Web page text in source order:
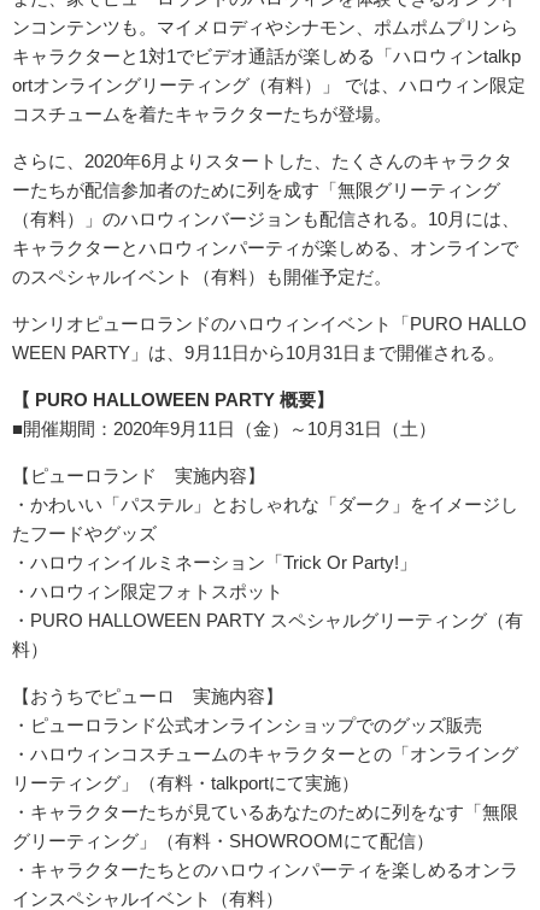
ンコンテンツも。マイメロディやシナモン、ポムポムプリンら
キャラクターと1対1でビデオ通話が楽しめる「ハロウィンtalkp
ortオンライングリーティング（有料）」 では、ハロウィン限定
コスチュームを着たキャラクターたちが登場。
さらに、2020年6月よりスタートした、たくさんのキャラクタ
ーたちが配信参加者のために列を成す「無限グリーティング
（有料）」のハロウィンバージョンも配信される。10月には、
キャラクターとハロウィンパーティが楽しめる、オンラインで
のスペシャルイベント（有料）も開催予定だ。
サンリオピューロランドのハロウィンイベント「PURO HALLO
WEEN PARTY」は、9月11日から10月31日まで開催される。
【 PURO HALLOWEEN PARTY 概要】
■開催期間：2020年9月11日（金）～10月31日（土）
【ピューロランド 実施内容】
・かわいい「パステル」とおしゃれな「ダーク」をイメージし
たフードやグッズ
・ハロウィンイルミネーション「Trick Or Party!」
・ハロウィン限定フォトスポット
・PURO HALLOWEEN PARTY スペシャルグリーティング（有
料）
【おうちでピューロ 実施内容】
・ピューロランド公式オンラインショップでのグッズ販売
・ハロウィンコスチュームのキャラクターとの「オンライング
リーティング」（有料・talkportにて実施）
・キャラクターたちが見ているあなたのために列をなす「無限
グリーティング」（有料・SHOWROOMにて配信）
・キャラクターたちとのハロウィンパーティを楽しめるオンラ
インスペシャルイベント（有料）